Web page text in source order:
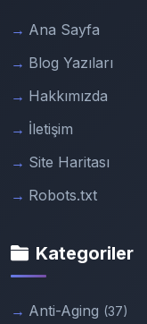
Ana Sayfa
Blog Yazıları
Hakkımızda
İletişim
Site Haritası
Robots.txt
Kategoriler
Anti-Aging (37)